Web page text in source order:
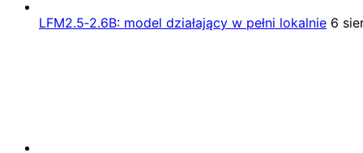
LFM2.5‑2.6B: model działający w pełni lokalnie 6